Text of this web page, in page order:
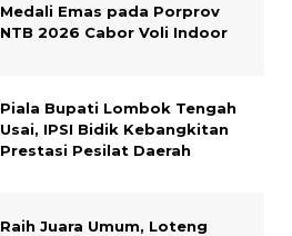
Medali Emas pada Porprov
NTB 2026 Cabor Voli Indoor
Piala Bupati Lombok Tengah
Usai, IPSI Bidik Kebangkitan
Prestasi Pesilat Daerah
Raih Juara Umum, Loteng